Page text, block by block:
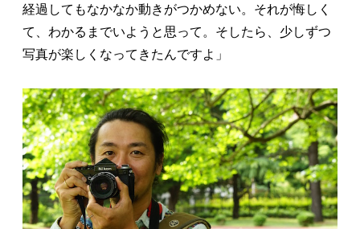
経過してもなかなか動きがつかめない。それが悔しく
て、わかるまでいようと思って。そしたら、少しずつ
写真が楽しくなってきたんですよ」